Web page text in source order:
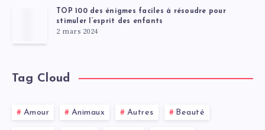
TOP 100 des énigmes faciles à résoudre pour
stimuler l’esprit des enfants
2 mars 2024
Tag Cloud
Amour Animaux Autres Beauté